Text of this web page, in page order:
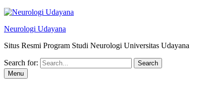
Neurologi Udayana
Situs Resmi Program Studi Neurologi Universitas Udayana
Search for:
Menu